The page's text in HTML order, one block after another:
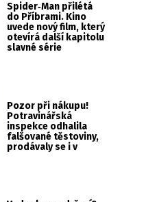
Spider‑Man přilétá
do Příbrami. Kino
uvede nový film, který
otevírá další kapitolu
slavné série
Pozor při nákupu!
Potravinářská
inspekce odhalila
falšované těstoviny,
prodávaly se i v